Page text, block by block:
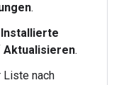
.
Installierte
Aktualisieren.
Liste nach